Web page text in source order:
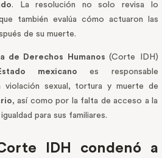
. La resolución no solo revisa lo
también evalúa cómo actuaron las
de su muerte.
de Derechos Humanos(Corte IDH)
mexicano es responsable
violación sexual, tortura y muerte de
, así como por la falta de acceso a la
para sus familiares.
IDH condenó a